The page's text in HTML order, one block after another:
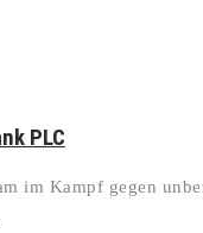
PLC
im Kampf gegen